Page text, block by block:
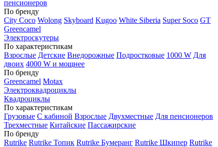
пенсионеров
По бренду
City Coco Wolong Skyboard Kugoo White Siberia Super Soco GT
Greencamel
Электроскутеры
По характеристикам
Взрослые Детские Внедорожные Подростковые 1000 W Для
двоих 4000 W и мощнее
По бренду
Greencamel Motax
Электроквадроциклы
Квадроциклы
По характеристикам
Грузовые С кабиной Взрослые Двухместные Для пенсионеров
Трехместные Китайские Пассажирские
По бренду
Rutrike Rutrike Топик Rutrike Бумеранг Rutrike Шкипер Rutrike